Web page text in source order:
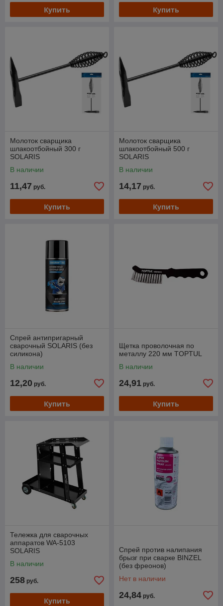
Купить Купить
Молоток сварщика
шлакоотбойный 300 г
SOLARIS
В наличии
11,47 руб.
Купить
Молоток сварщика
шлакоотбойный 500 г
SOLARIS
В наличии
14,17 руб.
Купить
Спрей антипригарный
сварочный SOLARIS (без
силикона)
В наличии
12,20 руб.
Купить
Щетка проволочная по
металлу 220 мм TOPTUL
В наличии
24,91 руб.
Купить
Тележка для сварочных
аппаратов WA-5103
SOLARIS
В наличии
258 руб.
Купить
Спрей против налипания
брызг при сварке BINZEL
(без фреонов)
Нет в наличии
24,84 руб.